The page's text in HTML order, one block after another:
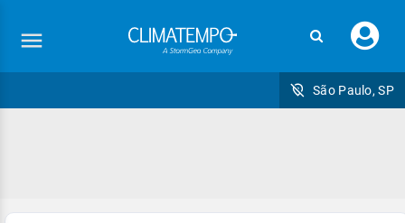
seu
São Paulo, SP